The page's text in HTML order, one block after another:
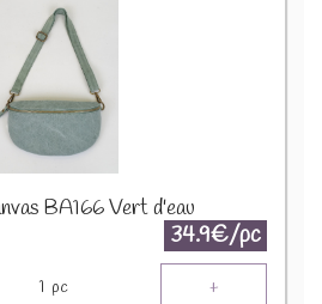
BA166 Vert d'eau
34.9€/pc
1 pc +